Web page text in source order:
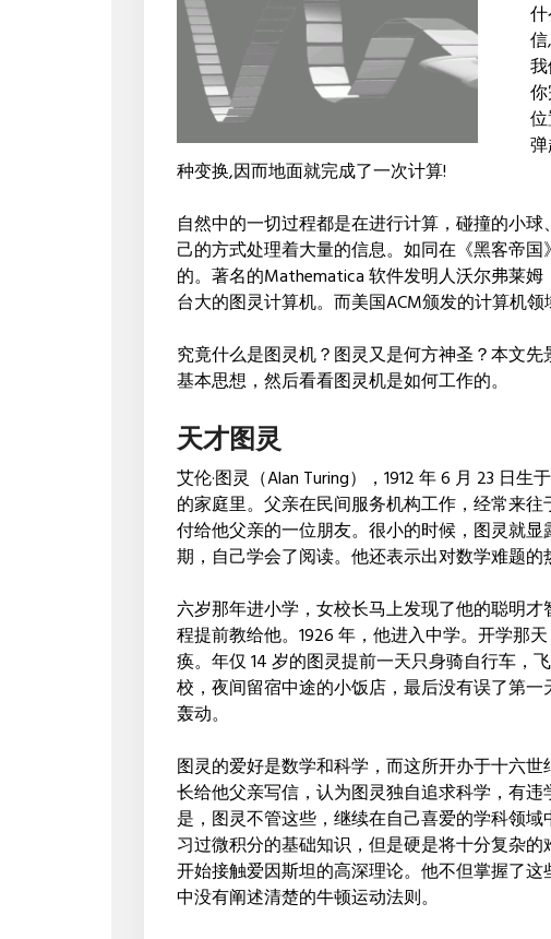
种变换,因而地面就完成了一次计算!
自然中的一切过程都是在进行计算，碰撞的小
己的方式处理着大量的信息。如同在《黑客帝
的。著名的Mathematica 软件发明人沃尔弗莱
台大的图灵计算机。而美国ACM颁发的计算机领
究竟什么是图灵机？图灵又是何方神圣？本文
基本思想，然后看看图灵机是如何工作的。
天才图灵
艾伦·图灵（Alan Turing），1912 年 6 月 23 日
的家庭里。父亲在民间服务机构工作，经常来
付给他父亲的一位朋友。很小的时候，图灵就
期，自己学会了阅读。他还表示出对数学难题的
六岁那年进小学，女校长马上发现了他的聪明
程提前教给他。1926 年，他进入中学。开学那
痪。年仅 14 岁的图灵提前一天只身骑自行车，
校，夜间留宿中途的小饭店，最后没有误了第
轰动。
图灵的爱好是数学和科学，而这所开办于十六
长给他父亲写信，认为图灵独自追求科学，有
是，图灵不管这些，继续在自己喜爱的学科领
习过微积分的基础知识，但是硬是将十分复杂的
开始接触爱因斯坦的高深理论。他不但掌握了
中没有阐述清楚的牛顿运动法则。